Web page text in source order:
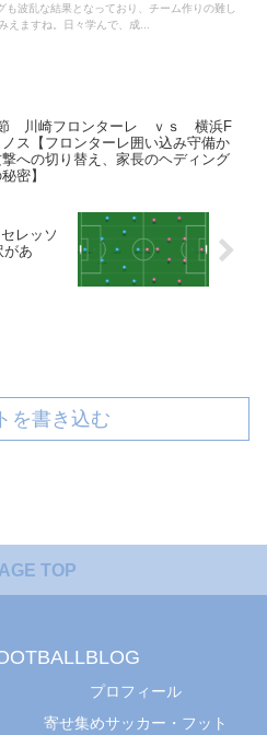
も波乱な結果となっており、チーム作りの難し
えますね。日々学んで、成...
川崎フロンターレ ｖｓ 横浜F
ノス【フロンターレ囲い込み守備か
撃への切り替え、家長のヘディング
密】
レッソ
あ
を書き込む
TOP
プロフィール
寄せ集めサッカー・フット